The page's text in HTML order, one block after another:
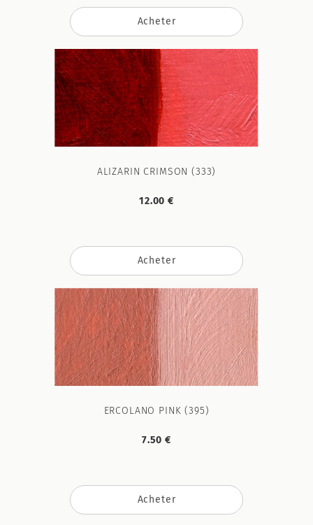
Acheter
ALIZARIN CRIMSON (333)
12.00 €
Acheter
ERCOLANO PINK (395)
7.50 €
Acheter